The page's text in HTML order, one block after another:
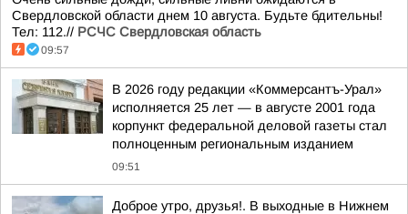
Свердловской области днем 10 августа. Будьте бдительны!
Тел: 112.// РСЧС Свердловская область
09:57
В 2026 году редакции «Коммерсантъ-Урал»
исполняется 25 лет — в августе 2001 года
корпункт федеральной деловой газеты стал
полноценным региональным изданием
09:51
Доброе утро, друзья!. В выходные в Нижнем